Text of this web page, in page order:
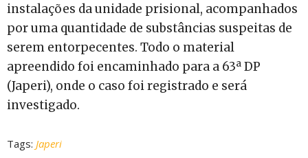
instalações da unidade prisional, acompanhados
por uma quantidade de substâncias suspeitas de
serem entorpecentes. Todo o material
apreendido foi encaminhado para a 63ª DP
(Japeri), onde o caso foi registrado e será
investigado.
Tags: Japeri